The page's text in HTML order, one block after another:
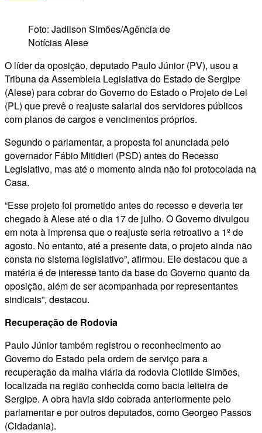
Foto: Jadilson Simões/Agência de
Notícias Alese
O líder da oposição, deputado Paulo Júnior (PV), usou a
Tribuna da Assembleia Legislativa do Estado de Sergipe
(Alese) para cobrar do Governo do Estado o Projeto de Lei
(PL) que prevê o reajuste salarial dos servidores públicos
com planos de cargos e vencimentos próprios.
Segundo o parlamentar, a proposta foi anunciada pelo
governador Fábio Mitidieri (PSD) antes do Recesso
Legislativo, mas até o momento ainda não foi protocolada na
Casa.
“Esse projeto foi prometido antes do recesso e deveria ter
chegado à Alese até o dia 17 de julho. O Governo divulgou
em nota à imprensa que o reajuste seria retroativo a 1º de
agosto. No entanto, até a presente data, o projeto ainda não
consta no sistema legislativo”, afirmou. Ele destacou que a
matéria é de interesse tanto da base do Governo quanto da
oposição, além de ser acompanhada por representantes
sindicais”, destacou.
Recuperação de Rodovia
Paulo Júnior também registrou o reconhecimento ao
Governo do Estado pela ordem de serviço para a
recuperação da malha viária da rodovia Clotilde Simões,
localizada na região conhecida como bacia leiteira de
Sergipe. A obra havia sido cobrada anteriormente pelo
parlamentar e por outros deputados, como Georgeo Passos
(Cidadania).